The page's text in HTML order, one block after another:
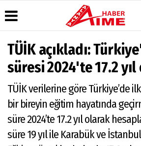
Üye Paneli
Haber
Arşivi
Arşivi
Günün
Haberleri
Hava
Durumu
Gazete
Manşetleri
Anketler
Biyografiler
Köşe
Video
Foto
Galeri
TÜİK açıkladı:
süresi 2024'te 17.2
TÜİK verilerine göre Türkiye’de
bir bireyin eğitim hayatında
süre 2024’te 17.2 yıl olarak
süre 19 yıl ile Karabük ve